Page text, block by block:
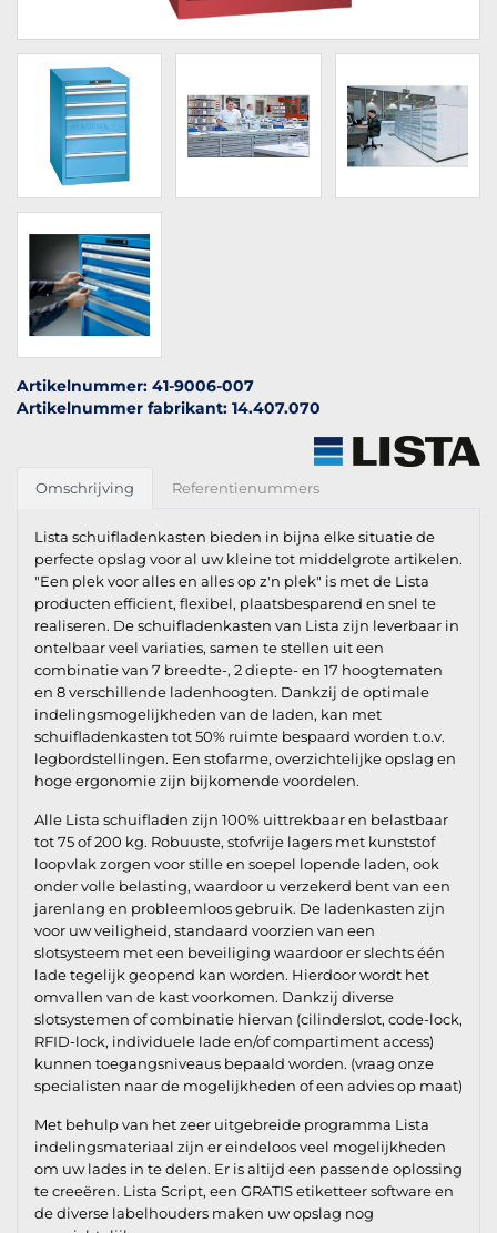
Artikelnummer: 41-9006-007
Artikelnummer fabrikant: 14.407.070
Omschrijving Referentienummers
Lista schuifladenkasten bieden in bijna elke situatie de
perfecte opslag voor al uw kleine tot middelgrote artikelen.
"Een plek voor alles en alles op z'n plek" is met de Lista
producten efficient, flexibel, plaatsbesparend en snel te
realiseren. De schuifladenkasten van Lista zijn leverbaar in
ontelbaar veel variaties, samen te stellen uit een
combinatie van 7 breedte-, 2 diepte- en 17 hoogtematen
en 8 verschillende ladenhoogten. Dankzij de optimale
indelingsmogelijkheden van de laden, kan met
schuifladenkasten tot 50% ruimte bespaard worden t.o.v.
legbordstellingen. Een stofarme, overzichtelijke opslag en
hoge ergonomie zijn bijkomende voordelen.
Alle Lista schuifladen zijn 100% uittrekbaar en belastbaar
tot 75 of 200 kg. Robuuste, stofvrije lagers met kunststof
loopvlak zorgen voor stille en soepel lopende laden, ook
onder volle belasting, waardoor u verzekerd bent van een
jarenlang en probleemloos gebruik. De ladenkasten zijn
voor uw veiligheid, standaard voorzien van een
slotsysteem met een beveiliging waardoor er slechts één
lade tegelijk geopend kan worden. Hierdoor wordt het
omvallen van de kast voorkomen. Dankzij diverse
slotsystemen of combinatie hiervan (cilinderslot, code-lock,
RFID-lock, individuele lade en/of compartiment access)
kunnen toegangsniveaus bepaald worden. (vraag onze
specialisten naar de mogelijkheden of een advies op maat)
Met behulp van het zeer uitgebreide programma Lista
indelingsmateriaal zijn er eindeloos veel mogelijkheden
om uw lades in te delen. Er is altijd een passende oplossing
te creeëren. Lista Script, een GRATIS etiketteer software en
de diverse labelhouders maken uw opslag nog